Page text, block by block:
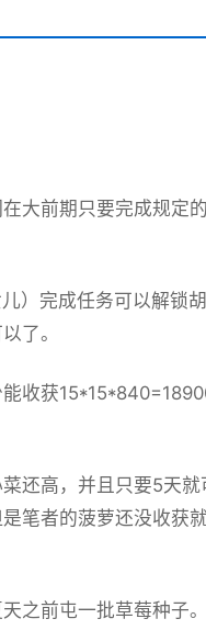
大前期只要完成规定
）完成任务可以解锁
了。
收获
还高，并且只要5天就
笔者的菠萝还没收获
之前屯一批草莓种子